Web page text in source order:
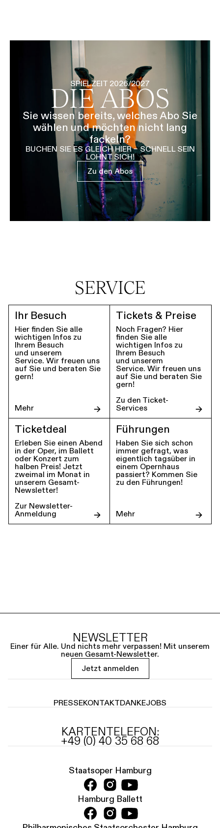
SPIELZEIT 2026/2027
DIE ABOS
Sie wissen bereits, welches Abo Sie
wählen und möchten nicht lang
fackeln?
BUCHEN SIE ES GLEICH HIER – SCHNELL SEIN
LOHNT SICH!
Zu den Abos
SERVICE
Ihr Besuch
Hier finden Sie alle
wichtigen Infos zu
Ihrem Besuch
und unserem
Service. Wir freuen uns
auf Sie und beraten Sie
gern!
Mehr
Tickets & Preise
Noch Fragen? Hier
finden Sie alle
wichtigen Infos zu
Ihrem Besuch
und unserem
Service. Wir freuen uns
auf Sie und beraten Sie
gern!
Zu den Ticket-
Services
Ticketdeal
Erleben Sie einen Abend
in der Oper, im Ballett
oder Konzert zum
halben Preis! Jetzt
zweimal im Monat in
unserem Gesamt-
Newsletter!
Zur Newsletter-
Anmeldung
Führungen
Haben Sie sich schon
immer gefragt, was
eigentlich tagsüber in
einem Opernhaus
passiert? Kommen Sie
zu den Führungen!
Mehr
NEWSLETTER
Einer für Alle. Und nichts mehr verpassen! Mit unserem
neuen Gesamt-Newsletter.
Jetzt anmelden
PRESSEKONTAKTDANKEJOBS
KARTENTELEFON:
+49 (0) 40 35 68 68
Staatsoper Hamburg
Hamburg Ballett